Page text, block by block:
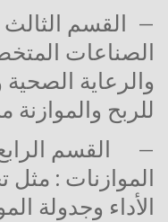
– القسم الثالث
الصناعات
والرعاية
للربح
–
القسم
الموازنات : مثل
الأداء وجدولة